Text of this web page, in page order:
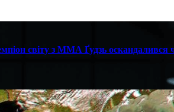
світу з ММА Ґудзь оскандалився